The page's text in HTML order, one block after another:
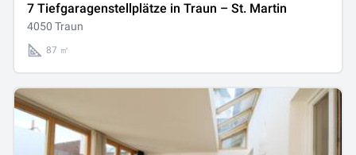
7 Tiefgaragenstellplätze in Traun – St. Martin
4050 Traun
87 ㎡